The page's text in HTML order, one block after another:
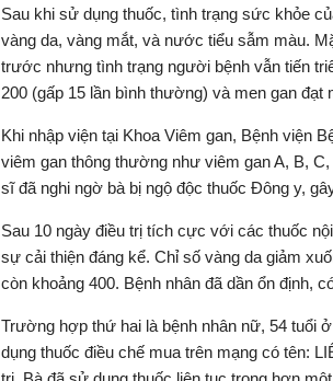
Sau khi sử dụng thuốc, tình trạng sức khỏe
vàng da, vàng mắt, và nước tiểu sẫm màu.
trước nhưng tình trạng người bệnh vẫn tiến
200 (gấp 15 lần bình thường) và men gan
Khi nhập viện tại Khoa Viêm gan, Bệnh viện
viêm gan thông thường như viêm gan A, B,
sĩ đã nghi ngờ bà bị ngộ độc thuốc Đông y,
Sau 10 ngày điều trị tích cực với các thuốc
sự cải thiện đáng kể. Chỉ số vàng da giảm
còn khoảng 400. Bệnh nhân đã dần ổn định,
Trường hợp thứ hai là bệnh nhân nữ, 54 tuổi
dụng thuốc điều chế mua trên mạng có tên: